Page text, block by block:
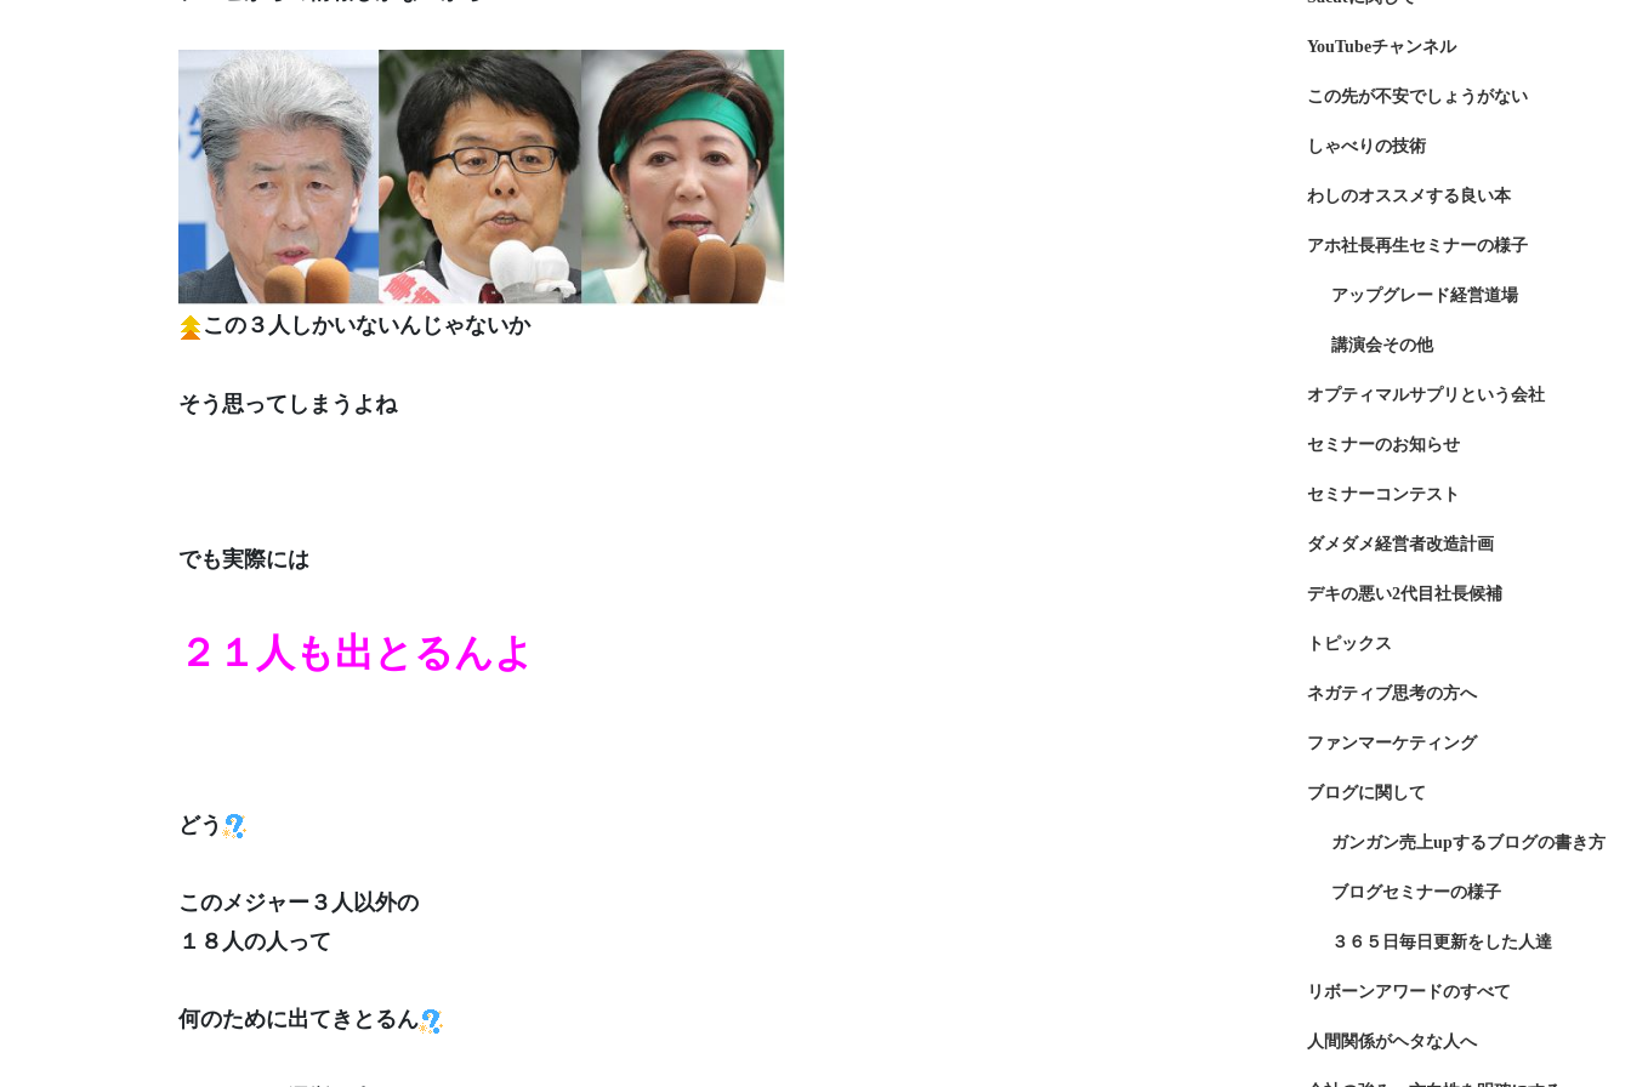
この３人しかいないんじゃないか
そう思ってしまうよね
でも実際には
２１人も出とるんよ
どう
このメジャー３人以外の
１８人の人って
何のために出てきとるん
YouTubeチャンネル
この先が不安でしょうがない
しゃべりの技術
わしのオススメする良い本
アホ社長再生セミナーの様子
アップグレード経営道場
講演会その他
オプティマルサプリという会社
セミナーのお知らせ
セミナーコンテスト
ダメダメ経営者改造計画
デキの悪い2代目社長候補
トピックス
ネガティブ思考の方へ
ファンマーケティング
ブログに関して
ガンガン売上upするブログの書き方
ブログセミナーの様子
３６５日毎日更新をした人達
リボーンアワードのすべて
人間関係がヘタな人へ